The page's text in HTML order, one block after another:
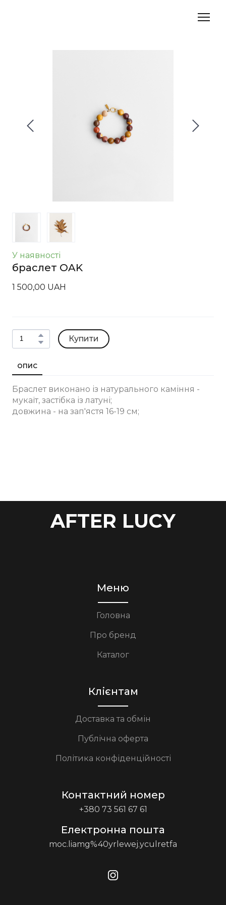
У наявності
браслет OAK
1 500,00 UAH
Купити
ОПИС
Браслет виконано із натурального каміння -
мукаїт, застібка із латуні;
довжина - на зап'ястя 16-19 см;
AFTER LUCY
Меню
Головна
Про бренд
Каталог
Клієнтам
Доставка та обмін
Публічна оферта
Політика конфіденційності
Контактний номер
+380 73 561 67 61
Електронна пошта
moc.liamg%40yrlewej.yculretfa